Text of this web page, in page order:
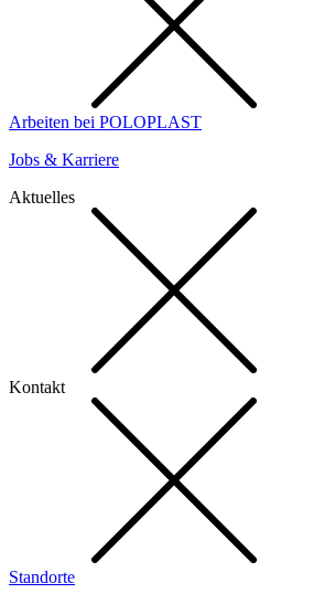
Arbeiten bei POLOPLAST
Jobs & Karriere
Aktuelles
Kontakt
Standorte